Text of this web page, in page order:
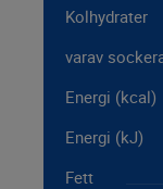
Kolhydrater
varav
Energi (kcal)
Energi (kJ)
Fett